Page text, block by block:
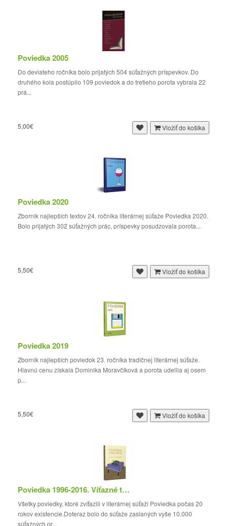
Poviedka 2005
Do deviateho ročníka bolo prijatých 504 súťažných príspevkov. Do
druhého kola postúpilo 109 poviedok a do tretieho porota vybrala 22
prá...
5,00€ Vložiť do košíka
Poviedka 2020
Zborník najlepších textov 24. ročníka literárnej súťaže Poviedka 2020.
Bolo prijatých 302 súťažných prác, príspevky posudzovala porota...
5,50€ Vložiť do košíka
Poviedka 2019
Zborník najlepších poviedok 23. ročníka tradičnej literárnej súťaže.
Hlavnú cenu získala Dominika Moravčíková a porota udelila aj osem
p...
5,50€ Vložiť do košíka
Poviedka 1996-2016. Víťazné texty
Všetky poviedky, ktoré zvíťazili v literárnej súťaži Poviedka počas 20
rokov existencie.Doteraz bolo do súťaže zaslaných vyše 10.000
súťažných pr...